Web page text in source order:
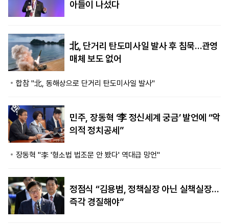
아들이 나섰다
北, 단거리 탄도미사일 발사 후 침묵…관영
매체 보도 없어
합참 "北, 동해상으로 단거리 탄도미사일 발사"
민주, 장동혁 ‘李 정신세계 궁금’ 발언에 “악
의적 정치공세”
장동혁 "李 '형소법 법조문 안 봤다' 역대급 망언"
정점식 “김용범, 정책실장 아닌 실책실장…
즉각 경질해야”